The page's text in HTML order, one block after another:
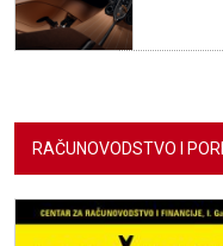
RAČUNOVODSTVO I